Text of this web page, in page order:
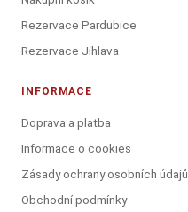
Rezervace Pardubice
Rezervace Jihlava
INFORMACE
Doprava a platba
Informace o cookies
Zásady ochrany osobních údajů
Obchodní podmínky